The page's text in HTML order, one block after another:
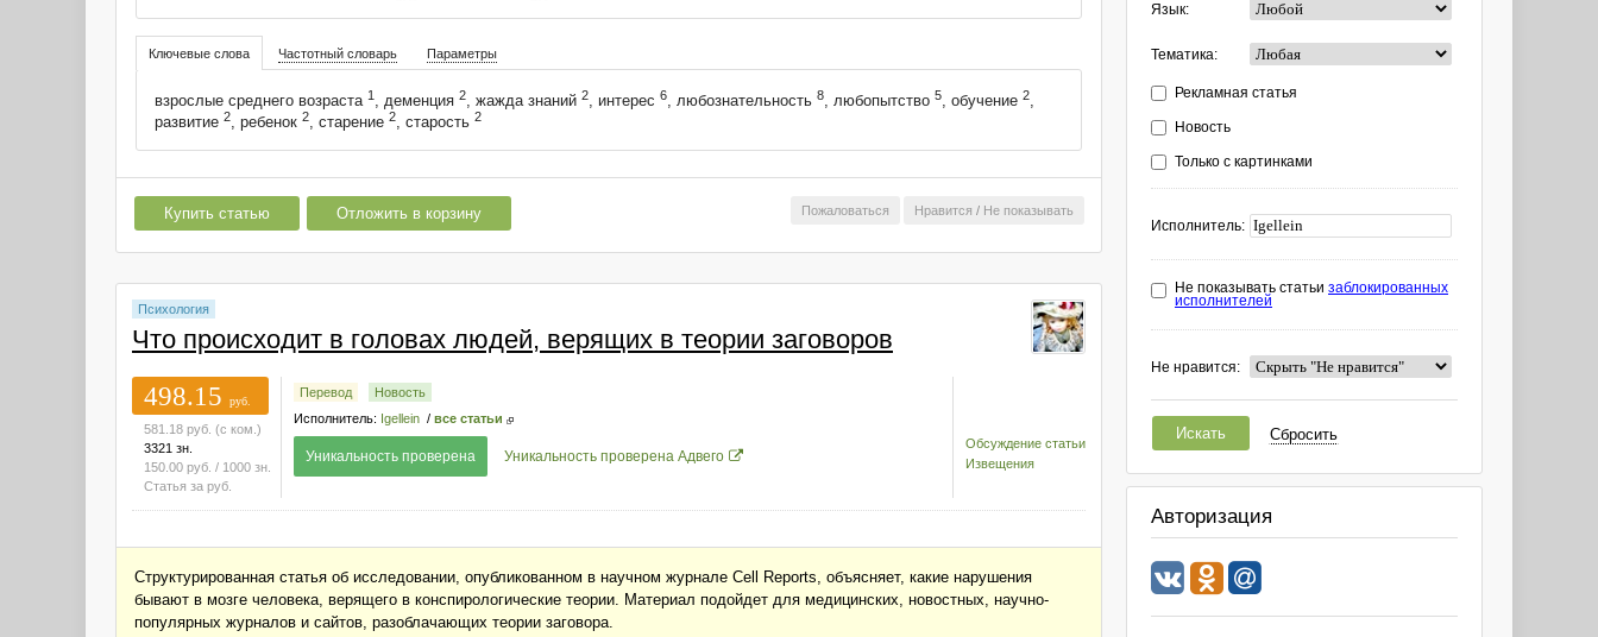
Язык:
Тематика:
Рекламная статья
Новость
Только с картинками
Исполнитель:
Не показывать статьи заблокированных
исполнителей
Не нравится:
Искать Сбросить
Авторизация
Ключевые слова Частотный словарь Параметры
взрослые среднего возраста 1, деменция 2, жажда знаний 2, интерес 6, любознательность 8, любопытство 5, обучение 2,
развитие 2, ребенок 2, старение 2, старость 2
Нравится / Не показывать
Пожаловаться
Купить статью Отложить в корзину
Психология
Что происходит в головах людей, верящих в теории заговоров
498.15
руб.
581.18 руб. (с ком.)
3321 зн.
150.00 руб. / 1000 зн.
Статья за руб.
Перевод
Новость
Исполнитель: Igellein / все статьи
Уникальность проверена Уникальность проверена Адвего
Обсуждение статьи
Извещения
Структурированная статья об исследовании, опубликованном в научном журнале Cell Reports, объясняет, какие нарушения
бывают в мозге человека, верящего в конспирологические теории. Материал подойдет для медицинских, новостных, научно-
популярных журналов и сайтов, разоблачающих теории заговора.